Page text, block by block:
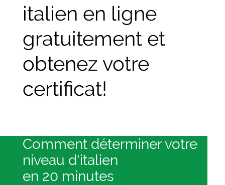
italien en ligne
gratuitement et
obtenez votre
certificat!
Comment déterminer votre
niveau d'italien
en 20 minutes